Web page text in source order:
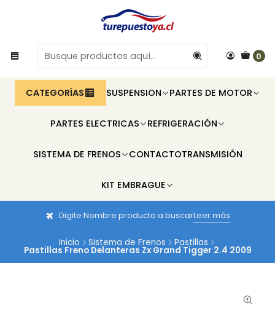
0
CATEGORÍAS SUSPENSION PARTES DE MOTOR
PARTES ELECTRICAS REFRIGERACIÓN
SISTEMA DE FRENOS CONTACTOTRANSMISIÓN
KIT EMBRAGUE
Digite Nombre producto a buscarLeer más
Inicio Sistema de Frenos Pastillas
Pastillas Freno Delanteras Zx Grand Tigger 2.4 2009